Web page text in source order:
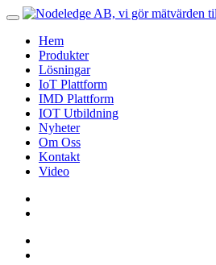
Hem
Produkter
Lösningar
IoT Plattform
IMD Plattform
IOT Utbildning
Nyheter
Om Oss
Kontakt
Video